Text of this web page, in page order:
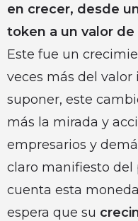
en crecer, desde
token a un valor
Este fue un
veces más del valor
suponer, este
más la mirada y
empresarios y
claro manifiesto del
cuenta esta
espera que su